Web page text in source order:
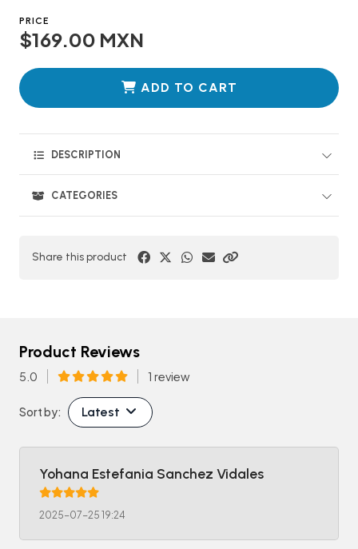
PRICE
$169.00 MXN
ADD TO CART
DESCRIPTION
CATEGORIES
Share this product
Product Reviews
5.0 1 review
Sort by: Latest
Yohana Estefania Sanchez Vidales
2025-07-25 19:24